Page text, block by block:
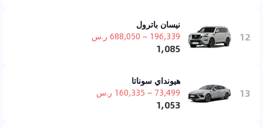
12
نيسان باترول
196,339 ~ 688,050 ر.س
1,085
13
هيونداي سوناتا
73,499 ~ 160,335 ر.س
1,053